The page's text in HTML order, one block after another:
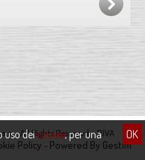
uso deicookie, per una
OK
- All Rights Reserved - P.IVA
Policy - Powered By Gestim